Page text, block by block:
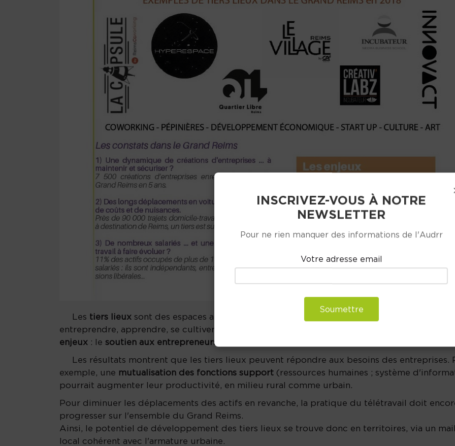
Les tiers lieux sont des espaces aux
entreprendre, apprendre, se cultiver, créer ...etc. Pour le Grand Reims, cette note cible
enjeux : le soutien aux entrepreneurs
Les résultats montrent que les tiers lieux peuvent répondre aux besoins des entreprises.
exemple, une mutualisation des fonctions support (ressources humaines ; système
pourrait augmenter leur productivité, en milieu rural comme urbain.
Pour diminuer les déplacements des actifs en revanche, la pratique du télétravail doit
progresser sur l'ensemble du Grand Reims.
Ainsi, le potentiel de développement des tiers lieux se trouve donc en territoires, via un
local cohérent avec l'armature urbaine.
INSCRIVEZ-VOUS À NOTRE
NEWSLETTER
Pour ne rien manquer des informations de l'Audrr
Votre adresse email
Soumettre